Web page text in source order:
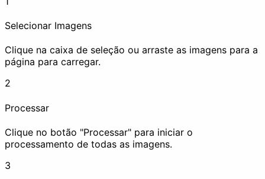
Remover EXIF
Melhorar
Selecionar Imagens
Clique na caixa de seleção ou arraste as imagens para a
página para carregar.
2
Processar
Clique no botão "Processar" para iniciar o
processamento de todas as imagens.
3